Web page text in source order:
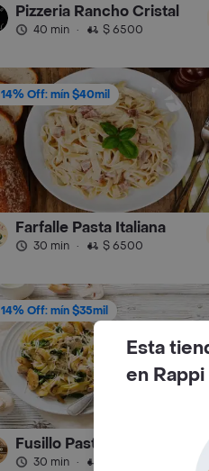
Pizzeria Rancho Cristal
40 min · $ 6500
14% Off: mín $40mil
Farfalle Pasta Italiana
30 min · $ 6500
14% Off: mín $35mil
Fusillo Pastas y Lasagnas
30 min ·
Esta
en Rappi